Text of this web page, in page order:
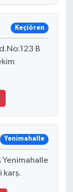
Keçiören
B
Yenimahalle
Yenimahalle
karş.